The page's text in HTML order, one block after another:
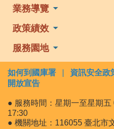
業務導覽
政策績效
服務園地
如何到國庫署 資訊安全政
開放宣告
● 服務時間：星期一至星期
17:30
● 機關地址：116055 臺北市